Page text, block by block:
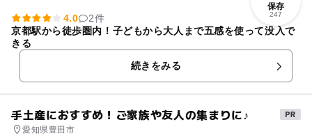
保存
247
4.0
2件
京都駅から徒歩圏内！子どもから大人まで五感を使って没入で
きる
続きをみる
手土産におすすめ！ご家族や友人の集まりに♪
愛知県豊田市